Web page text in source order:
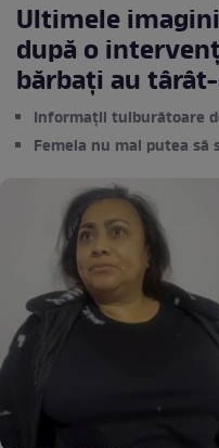
Ultimele
după o
bărbați au
Informații tulburătoare
Femeia nu mai putea să